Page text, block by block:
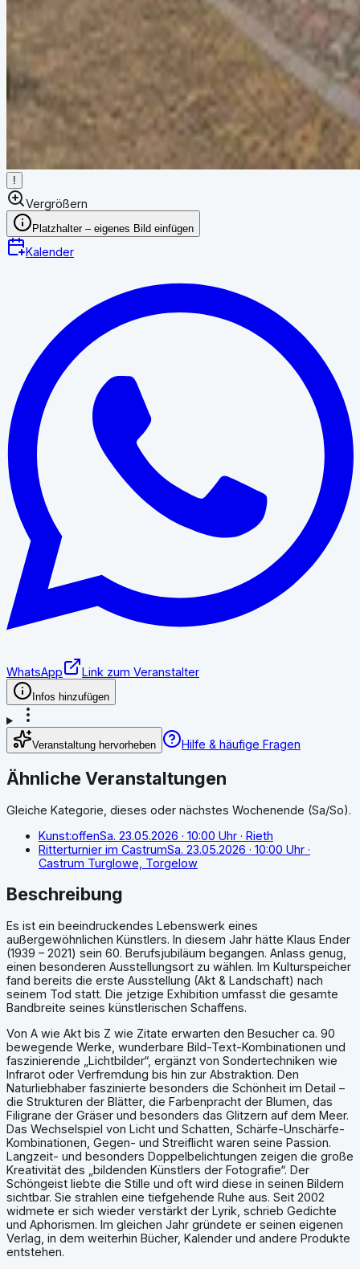
!
Vergrößern
Platzhalter – eigenes Bild einfügen
Kalender
WhatsApp Link zum Veranstalter
Infos hinzufügen
Veranstaltung hervorheben Hilfe & häufige Fragen
Ähnliche Veranstaltungen
Gleiche Kategorie, dieses oder nächstes Wochenende (Sa/So).
Kunst:offenSa. 23.05.2026 · 10:00 Uhr · Rieth
Ritterturnier im CastrumSa. 23.05.2026 · 10:00 Uhr ·
Castrum Turglowe, Torgelow
Beschreibung
Es ist ein beeindruckendes Lebenswerk eines
außergewöhnlichen Künstlers. In diesem Jahr hätte Klaus Ender
(1939 – 2021) sein 60. Berufsjubiläum begangen. Anlass genug,
einen besonderen Ausstellungsort zu wählen. Im Kulturspeicher
fand bereits die erste Ausstellung (Akt & Landschaft) nach
seinem Tod statt. Die jetzige Exhibition umfasst die gesamte
Bandbreite seines künstlerischen Schaffens.
Von A wie Akt bis Z wie Zitate erwarten den Besucher ca. 90
bewegende Werke, wunderbare Bild-Text-Kombinationen und
faszinierende „Lichtbilder“, ergänzt von Sondertechniken wie
Infrarot oder Verfremdung bis hin zur Abstraktion. Den
Naturliebhaber faszinierte besonders die Schönheit im Detail –
die Strukturen der Blätter, die Farbenpracht der Blumen, das
Filigrane der Gräser und besonders das Glitzern auf dem Meer.
Das Wechselspiel von Licht und Schatten, Schärfe-Unschärfe-
Kombinationen, Gegen- und Streiflicht waren seine Passion.
Langzeit- und besonders Doppelbelichtungen zeigen die große
Kreativität des „bildenden Künstlers der Fotografie“. Der
Schöngeist liebte die Stille und oft wird diese in seinen Bildern
sichtbar. Sie strahlen eine tiefgehende Ruhe aus. Seit 2002
widmete er sich wieder verstärkt der Lyrik, schrieb Gedichte
und Aphorismen. Im gleichen Jahr gründete er seinen eigenen
Verlag, in dem weiterhin Bücher, Kalender und andere Produkte
entstehen.